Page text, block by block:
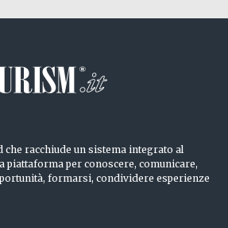
racchiude un sistema integrato al
piattaforma per conoscere, comunicare,
formarsi, condividere esperienze